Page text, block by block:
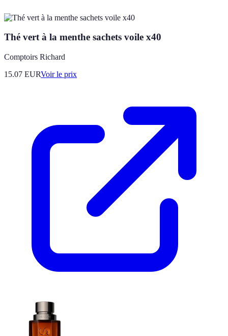
Thé vert à la menthe sachets voile x40
Comptoirs Richard
15.07 EURVoir le prix